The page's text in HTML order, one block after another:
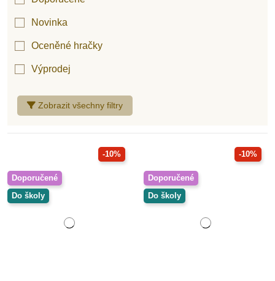
Zobrazit všechny filtry
Novinka
Oceněné hračky
Výprodej
-10%
Doporučené
Do školy
-10%
Doporučené
Do školy